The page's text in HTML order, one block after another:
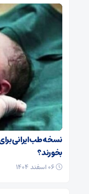
نسخه طب ایرانی برای
بخورند؟